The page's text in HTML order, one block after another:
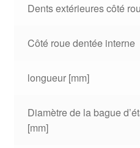
Dents extérieures côté
Côté roue dentée interne
longueur [mm]
Diamètre de la bague
[mm]